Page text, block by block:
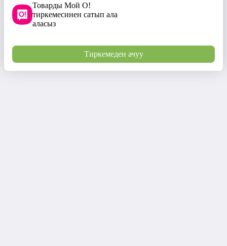
Товарды Мой О!
тиркемесинен сатып ала
аласыз
Тиркемеден ачуу